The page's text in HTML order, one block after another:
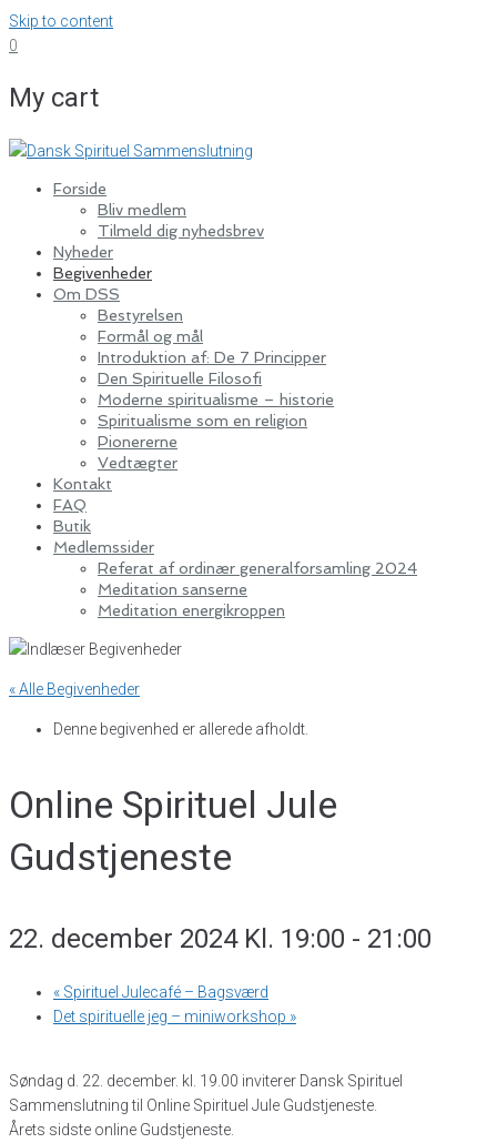
Skip to content
0
My cart
Forside
Bliv medlem
Tilmeld dig nyhedsbrev
Nyheder
Begivenheder
Om DSS
Bestyrelsen
Formål og mål
Introduktion af: De 7 Principper
Den Spirituelle Filosofi
Moderne spiritualisme – historie
Spiritualisme som en religion
Pionererne
Vedtægter
Kontakt
FAQ
Butik
Medlemssider
Referat af ordinær generalforsamling 2024
Meditation sanserne
Meditation energikroppen
« Alle Begivenheder
Denne begivenhed er allerede afholdt.
Online Spirituel Jule
Gudstjeneste
22. december 2024 Kl. 19:00 - 21:00
« Spirituel Julecafé – Bagsværd
Det spirituelle jeg – miniworkshop »
Søndag d. 22. december. kl. 19.00 inviterer Dansk Spirituel
Sammenslutning til Online Spirituel Jule Gudstjeneste.
Årets sidste online Gudstjeneste.